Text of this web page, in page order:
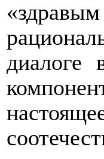
диалоге